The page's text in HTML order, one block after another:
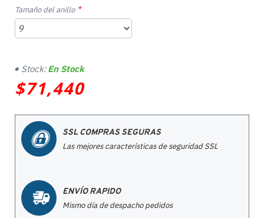
$71,440
Stock: En Stock
Tamaño del anillo
SSL COMPRAS SEGURAS
Las mejores características de seguridad SSL
ENVÍO RAPIDO
Mismo día de despacho pedidos